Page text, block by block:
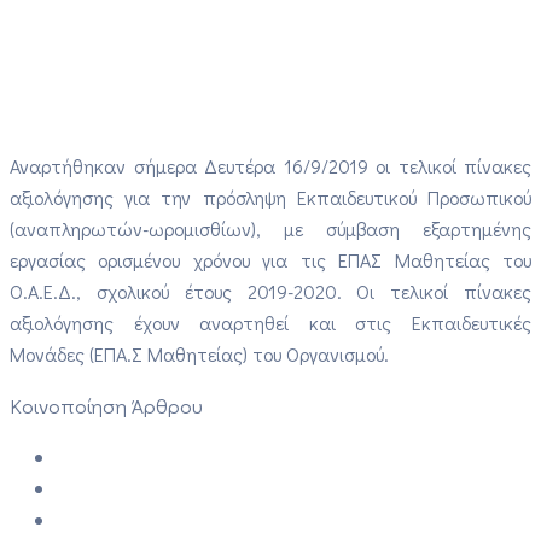
Αναρτήθηκαν σήμερα Δευτέρα 16/9/2019 οι τελικοί πίνακες
αξιολόγησης για την πρόσληψη Εκπαιδευτικού Προσωπικού
(αναπληρωτών-ωρομισθίων), με σύμβαση εξαρτημένης
εργασίας ορισμένου χρόνου για τις ΕΠΑΣ Μαθητείας του
Ο.Α.Ε.Δ., σχολικού έτους 2019-2020. Οι τελικοί πίνακες
αξιολόγησης έχουν αναρτηθεί και στις Εκπαιδευτικές
Μονάδες (ΕΠΑ.Σ Μαθητείας) του Οργανισμού.
Κοινοποίηση Άρθρου